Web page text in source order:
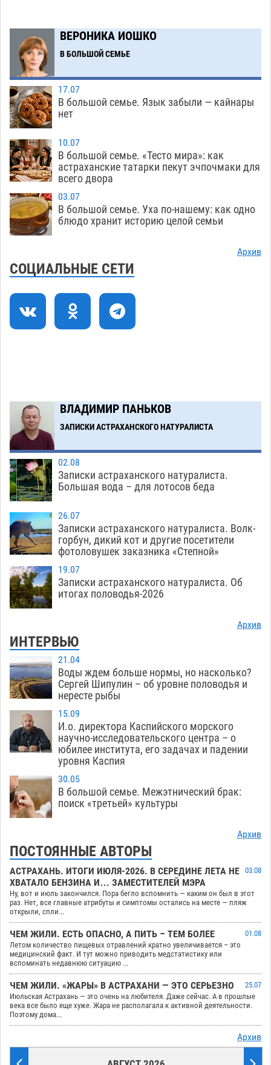
18:57
В Астрахани впервые открыли смену по
теории игр
18:23
В пятницу без электричества окажутся
Астрахань, Ахтубинск и 6 поселений
06.08 401
17:40
В астраханском поселке ведутся работы по
двум федеральным проектам
16:59
Модное дефиле собак и кошек пройдет в
Астрахани
16:36
Огромного сома вытащили из Волги на
набережной в Астрахани
06.08
торговые точки снесут
15:22
Ящерицу из астраханской пустыни поместили
на новой серебряной монете Банка России
Загрузить еще
ВЕРОНИКА ИОШКО
В БОЛЬШОЙ СЕМЬЕ
17.07
В большой семье. Язык забыли — кайнары
нет
10.07
В большой семье. «Тесто мира»: как
астраханские татарки пекут эчпочмаки для
всего двора
03.07
В большой семье. Уха по-нашему: как одно
блюдо хранит историю целой семьи
Архив
СОЦИАЛЬНЫЕ СЕТИ
ВЛАДИМИР ПАНЬКОВ
ЗАПИСКИ АСТРАХАНСКОГО НАТУРАЛИСТА
02.08
Записки астраханского натуралиста.
Большая вода – для лотосов беда
26.07
Записки астраханского натуралиста. Волк-
горбун, дикий кот и другие посетители
фотоловушек заказника «Степной»
19.07
Записки астраханского натуралиста. Об
итогах половодья-2026
Архив
ИНТЕРВЬЮ
21.04
Воды ждем больше нормы, но насколько?
Сергей Шипулин – об уровне половодья и
нересте рыбы
15.09
И.о. директора Каспийского морского
научно-исследовательского центра – о
юбилее института, его задачах и падении
уровня Каспия
30.05
В большой семье. Межэтнический брак:
поиск «третьей» культуры
Архив
ПОСТОЯННЫЕ АВТОРЫ
АСТРАХАНЬ. ИТОГИ ИЮЛЯ-2026. В СЕРЕДИНЕ ЛЕТА НЕ
ХВАТАЛО БЕНЗИНА И… ЗАМЕСТИТЕЛЕЙ МЭРА
03.08
Ну, вот и июль закончился. Пора бегло вспомнить — каким он был в этот
раз. Нет, все главные атрибуты и симптомы остались на месте — пляж
открыли, спли...
ЧЕМ ЖИЛИ. ЕСТЬ ОПАСНО, А ПИТЬ – ТЕМ БОЛЕЕ
01.08
Летом количество пищевых отравлений кратно увеличивается – это
медицинский факт. И тут можно приводить медстатистику или
вспоминать недавнюю ситуацию ...
ЧЕМ ЖИЛИ. «ЖАРЫ» В АСТРАХАНИ — ЭТО СЕРЬЕЗНО
25.07
Июльская Астрахань — это очень на любителя. Даже сейчас. А в прошлые
века все было еще хуже. Жара не располагала к активной деятельности.
Поэтому дома...
Архив